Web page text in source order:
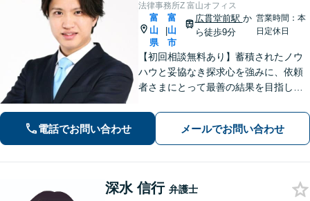
法律事務所Z 富山オフィス
富
山
県
|
富
山
市
広貫堂前駅 か
ら徒歩9分
営業時間：本
日定休日
【初回相談無料あり】蓄積されたノウ
ハウと妥協なき探求心を強みに、依頼
者さまにとって最善の結果を目指しま
電話でお問い合わせ メールでお問い合わせ
深水 信行 弁護士